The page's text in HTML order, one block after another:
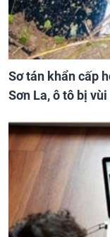
Sơ tán khẩn cấp
Sơn La, ô tô bị